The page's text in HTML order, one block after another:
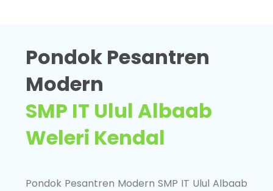
Pondok Pesantren
Modern
SMP IT Ulul Albaab
Weleri Kendal
Pondok Pesantren Modern SMP IT Ulul Albaab